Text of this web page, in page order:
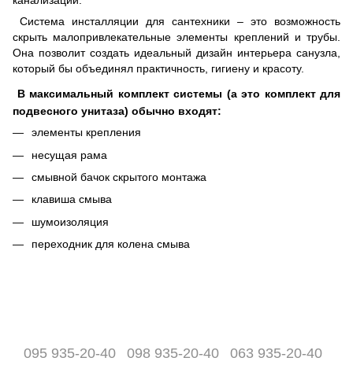
Система инсталляции для сантехники – это возможность
скрыть малопривлекательные элементы креплений и трубы.
Она позволит создать идеальный дизайн интерьера санузла,
который бы объединял практичность, гигиену и красоту.
В максимальный комплект системы (а это комплект для
подвесного унитаза) обычно входят:
элементы крепления
несущая рама
смывной бачок скрытого монтажа
клавиша смыва
шумоизоляция
переходник для колена смыва
095 935-20-40 098 935-20-40 063 935-20-40